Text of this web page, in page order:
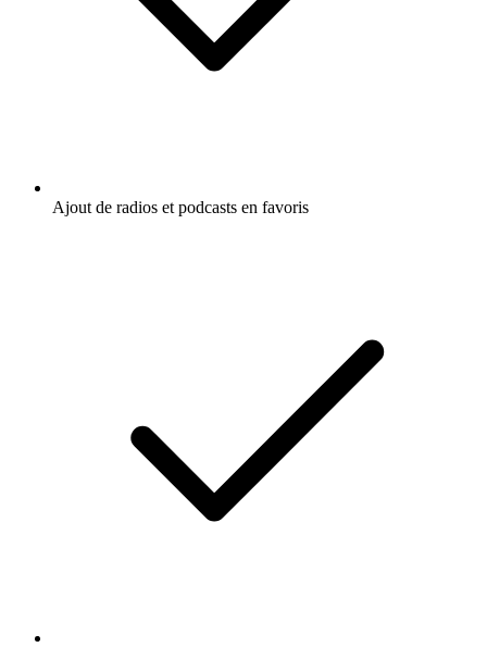
Ajout de radios et podcasts en favoris